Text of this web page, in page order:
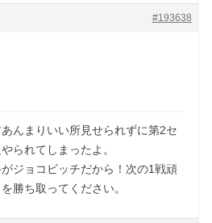
#193638
んまりいい所見せられずに第2セ
られてしまったよ。
ジョコビッチだから！次の1戦頑
勝ち取ってください。